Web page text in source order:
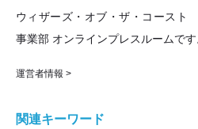
ウィザーズ・オブ・ザ・コースト
事業部 オンラインプレスルームです
運営者情報 >
関連キーワード